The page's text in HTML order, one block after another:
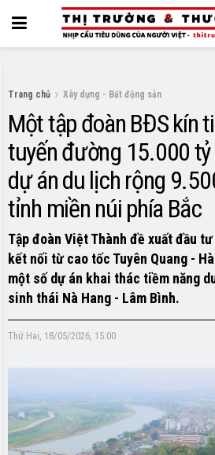
Trang chủ Xây dựng - Bất động sản
Một tập đoàn BĐS kín
tuyến đường 15.000
dự án du lịch rộng
tỉnh miền núi phía Bắc
Tập đoàn Việt Thành đề xuất đầu
kết nối từ cao tốc Tuyên Quang -
một số dự án khai thác tiềm năng
sinh thái Nà Hang - Lâm Bình.
Thứ Hai, 18/05/2026, 15:00